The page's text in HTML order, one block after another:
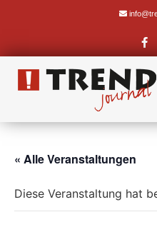
« Alle Veranstaltungen
Diese Veranstaltung hat